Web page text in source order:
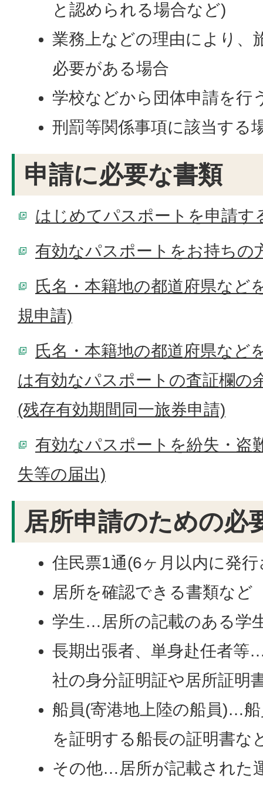
と認められる場合など)
業務上などの理由により、
必要がある場合
学校などから団体申請を行
刑罰等関係事項に該当する
申請に必要な書類
はじめてパスポートを申請す
有効なパスポートをお持ちの
氏名・本籍地の都道府県など
規申請)
氏名・本籍地の都道府県など
は有効なパスポートの査証欄の
(残存有効期間同一旅券申請)
有効なパスポートを紛失・盗
失等の届出)
居所申請のための必
住民票1通(6ヶ月以内に発
居所を確認できる書類など
学生…居所の記載のある学
長期出張者、単身赴任者等
社の身分証明証や居所証明
船員(寄港地上陸の船員)…
を証明する船長の証明書な
その他…居所が記載された